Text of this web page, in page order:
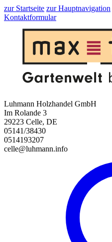
zur Startseite zur Hauptnavigation
Kontaktformular
Luhmann Holzhandel GmbH
Im Rolande 3
29223 Celle, DE
05141/38430
0514193207
celle@luhmann.info